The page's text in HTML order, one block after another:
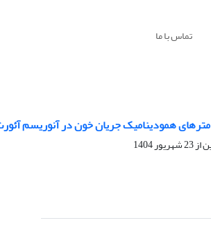
تماس با ما
همودینامیک جریان خون در آنوریسم‌
از23 شهریور 1404